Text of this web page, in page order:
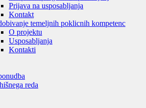
Prijava na usposabljanja
Kontakt
temeljnih poklicnih kompetenc
O projektu
Usposabljanja
Kontakti
reda